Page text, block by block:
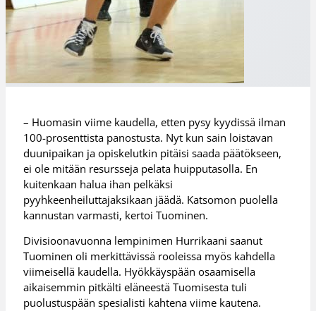
– Huomasin viime kaudella, etten pysy kyydissä ilman
100-prosenttista panostusta. Nyt kun sain loistavan
duunipaikan ja opiskelutkin pitäisi saada päätökseen,
ei ole mitään resursseja pelata huipputasolla. En
kuitenkaan halua ihan pelkäksi
pyyhkeenheiluttajaksikaan jäädä. Katsomon puolella
kannustan varmasti, kertoi Tuominen.
Divisioonavuonna lempinimen Hurrikaani saanut
Tuominen oli merkittävissä rooleissa myös kahdella
viimeisellä kaudella. Hyökkäyspään osaamisella
aikaisemmin pitkälti eläneestä Tuomisesta tuli
puolustuspään spesialisti kahtena viime kautena.